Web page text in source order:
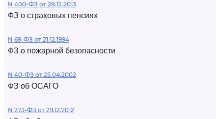
N 400-ФЗ от 28.12.2013
ФЗ о страховых пенсиях
N 69-ФЗ от 21.12.1994
ФЗ о пожарной безопасности
N 40-ФЗ от 25.04.2002
ФЗ об ОСАГО
N 273-ФЗ от 29.12.2012